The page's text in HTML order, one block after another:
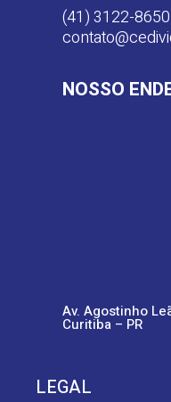
(41) 3122-8650
NOSSO
Av. Agostinho
Curitiba – PR
LEGAL